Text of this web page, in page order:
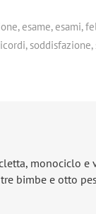
,esame,esami,
, soddisfazione,
monociclo e
bimbe e otto